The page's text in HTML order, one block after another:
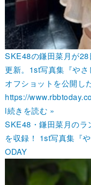
SKE48の鎌田菜月が
更新。1st写真集『や
オフショットを公開した
https://
l続きを読む »
SKE48・鎌田菜月のラ
を収録！ 1st写真集『
ODAY